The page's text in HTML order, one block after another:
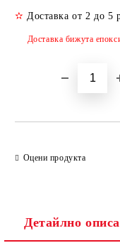
✫ Доставка от 2 до 5
Доставка бижута
Оцени продукта
Детайлно